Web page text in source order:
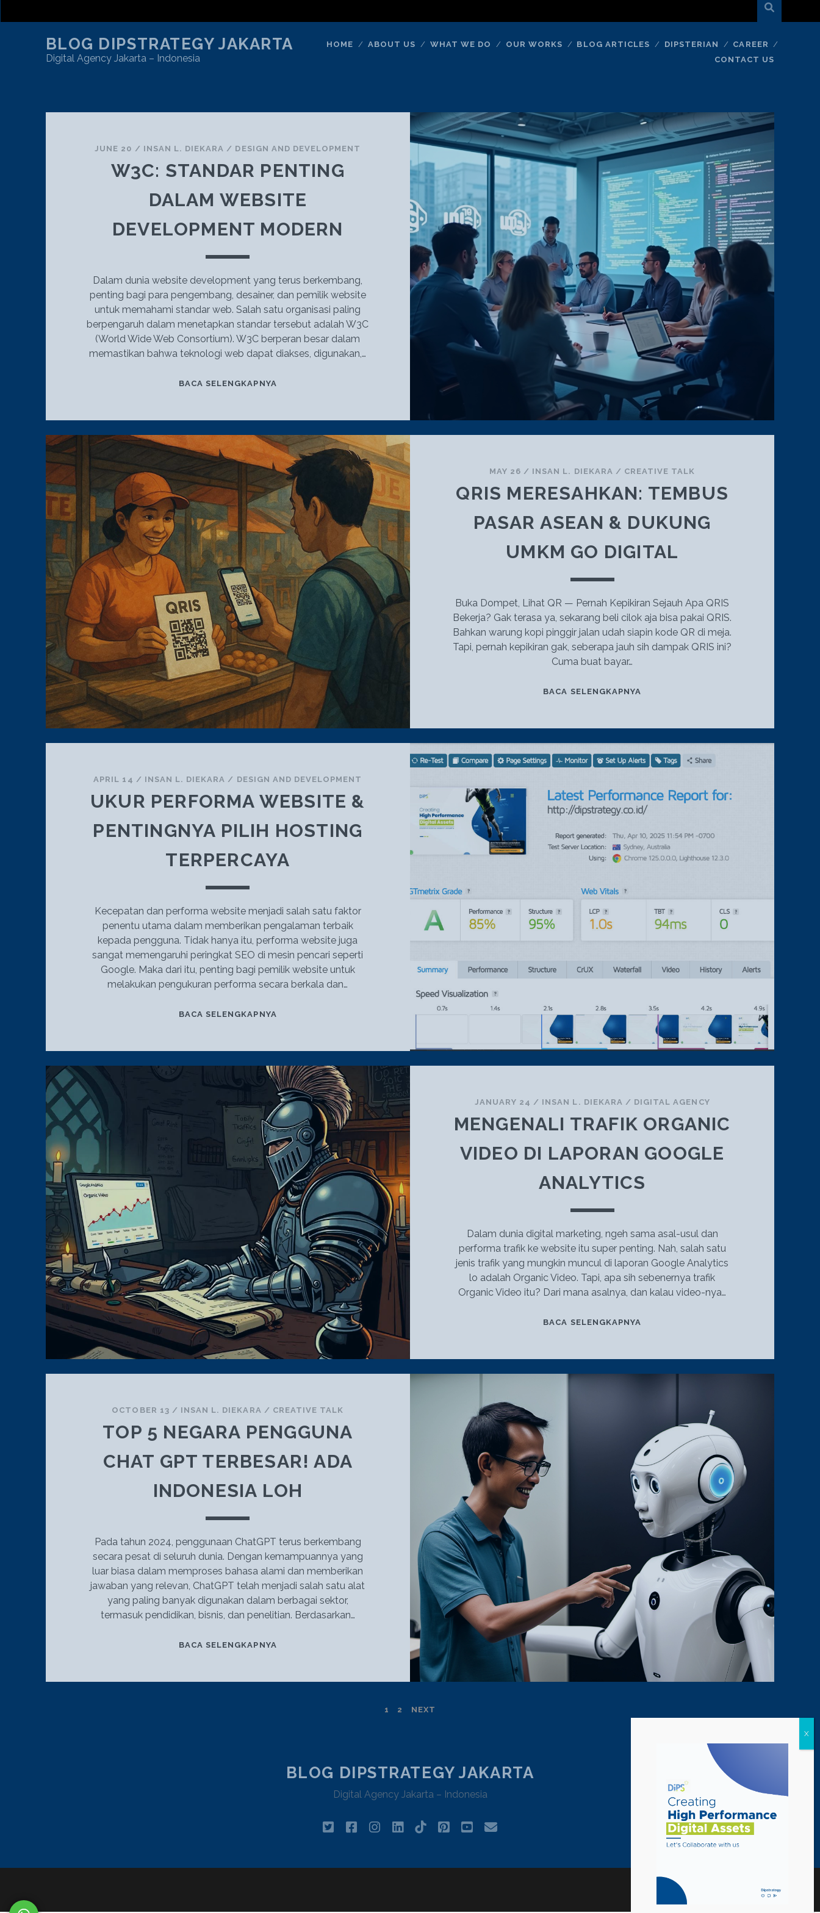
BLOG DIPSTRATEGY JAKARTA
Digital Agency Jakarta – Indonesia
HOME ABOUT US WHAT WE DO OUR WORKS BLOG ARTICLES DIPSTERIAN
CAREER
CONTACT US
JUNE 20 / INSAN L. DIEKARA / DESIGN AND DEVELOPMENT
W3C: STANDAR PENTING
DALAM WEBSITE
DEVELOPMENT MODERN
Dalam dunia website development yang terus berkembang,
penting bagi para pengembang, desainer, dan pemilik website
untuk memahami standar web. Salah satu organisasi paling
berpengaruh dalam menetapkan standar tersebut adalah W3C
(World Wide Web Consortium). W3C berperan besar dalam
memastikan bahwa teknologi web dapat diakses, digunakan,…
BACA SELENGKAPNYA
WEBSITE
DEVELOPMENT
MODERN
MAY 26 / INSAN L. DIEKARA / CREATIVE TALK
QRIS MERESAHKAN: TEMBUS
PASAR ASEAN & DUKUNG
UMKM GO DIGITAL
Buka Dompet, Lihat QR — Pernah Kepikiran Sejauh Apa QRIS
Bekerja? Gak terasa ya, sekarang beli cilok aja bisa pakai QRIS.
Bahkan warung kopi pinggir jalan udah siapin kode QR di meja.
Tapi, pernah kepikiran gak, seberapa jauh sih dampak QRIS ini?
Cuma buat bayar…
BACA SELENGKAPNYA
&
UMKM
GO
APRIL 14 / INSAN L. DIEKARA / DESIGN AND DEVELOPMENT
UKUR PERFORMA WEBSITE &
PENTINGNYA PILIH HOSTING
TERPERCAYA
Kecepatan dan performa website menjadi salah satu faktor
penentu utama dalam memberikan pengalaman terbaik
kepada pengguna. Tidak hanya itu, performa website juga
sangat memengaruhi peringkat SEO di mesin pencari seperti
Google. Maka dari itu, penting bagi pemilik website untuk
melakukan pengukuran performa secara berkala dan…
BACA SELENGKAPNYA
PENTINGNYA
PILIH
HOSTING
TERPERCAYA
JANUARY 24 / INSAN L. DIEKARA / DIGITAL AGENCY
MENGENALI TRAFIK ORGANIC
VIDEO DI LAPORAN GOOGLE
ANALYTICS
Dalam dunia digital marketing, ngeh sama asal-usul dan
performa trafik ke website itu super penting. Nah, salah satu
jenis trafik yang mungkin muncul di laporan Google Analytics
lo adalah Organic Video. Tapi, apa sih sebenernya trafik
Organic Video itu? Dari mana asalnya, dan kalau video-nya…
BACA SELENGKAPNYA
ANALYTICS
OCTOBER 13 / INSAN L. DIEKARA / CREATIVE TALK
TOP 5 NEGARA PENGGUNA
CHAT GPT TERBESAR! ADA
INDONESIA LOH
Pada tahun 2024, penggunaan ChatGPT terus berkembang
secara pesat di seluruh dunia. Dengan kemampuannya yang
luar biasa dalam memproses bahasa alami dan memberikan
jawaban yang relevan, ChatGPT telah menjadi salah satu alat
yang paling banyak digunakan dalam berbagai sektor,
termasuk pendidikan, bisnis, dan penelitian. Berdasarkan…
BACA SELENGKAPNYA
LOH
1 2 NEXT
BLOG DIPSTRATEGY JAKARTA
Digital Agency Jakarta – Indonesia
twitterfacebookinstagram
linkedin
tiktokpinterest
youtube
email